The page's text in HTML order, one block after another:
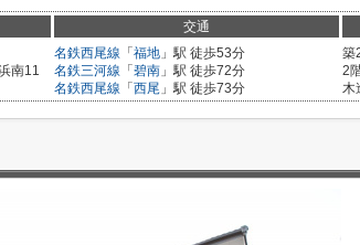
交通
南11
名鉄西尾線 「 福地 」駅 徒歩53分
名鉄三河線 「 碧南 」駅 徒歩72分
名鉄西尾線 「 西尾 」駅 徒歩73分
築
2
木